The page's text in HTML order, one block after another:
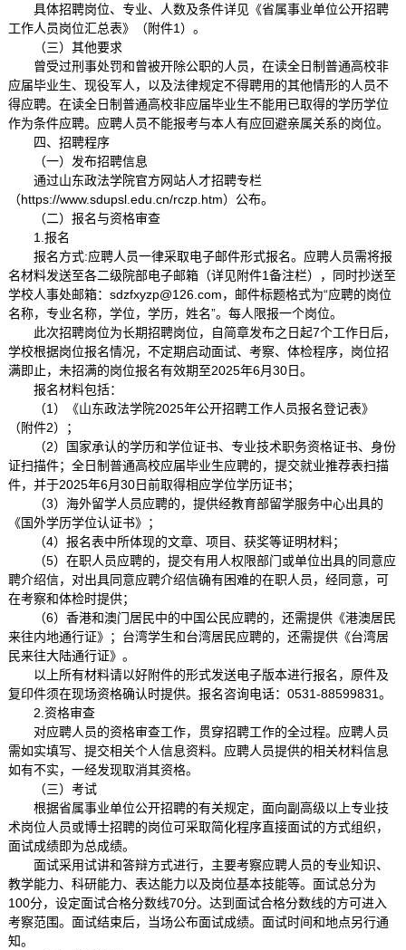
具体招聘岗位、专业、人数及条件详见《省属事业单位公开招聘
工作人员岗位汇总表》（附件1）。
（三）其他要求
曾受过刑事处罚和曾被开除公职的人员，在读全日制普通高校非
应届毕业生、现役军人，以及法律规定不得聘用的其他情形的人员不
得应聘。在读全日制普通高校非应届毕业生不能用已取得的学历学位
作为条件应聘。应聘人员不能报考与本人有应回避亲属关系的岗位。
四、招聘程序
（一）发布招聘信息
通过山东政法学院官方网站人才招聘专栏
（https://www.sdupsl.edu.cn/rczp.htm）公布。
（二）报名与资格审查
1.报名
报名方式:应聘人员一律采取电子邮件形式报名。应聘人员需将报
名材料发送至各二级院部电子邮箱（详见附件1备注栏），同时抄送至
学校人事处邮箱：sdzfxyzp@126.com，邮件标题格式为“应聘的岗位
名称，专业名称，学位，学历，姓名”。每人限报一个岗位。
此次招聘岗位为长期招聘岗位，自简章发布之日起7个工作日后，
学校根据岗位报名情况，不定期启动面试、考察、体检程序，岗位招
满即止，未招满的岗位报名有效期至2025年6月30日。
报名材料包括：
（1）《山东政法学院2025年公开招聘工作人员报名登记表》
（附件2）；
（2）国家承认的学历和学位证书、专业技术职务资格证书、身份
证扫描件；全日制普通高校应届毕业生应聘的，提交就业推荐表扫描
件，并于2025年6月30日前取得相应学位学历证书；
（3）海外留学人员应聘的，提供经教育部留学服务中心出具的
《国外学历学位认证书》；
（4）报名表中所体现的文章、项目、获奖等证明材料；
（5）在职人员应聘的，提交有用人权限部门或单位出具的同意应
聘介绍信，对出具同意应聘介绍信确有困难的在职人员，经同意，可
在考察和体检时提供；
（6）香港和澳门居民中的中国公民应聘的，还需提供《港澳居民
来往内地通行证》；台湾学生和台湾居民应聘的，还需提供《台湾居
民来往大陆通行证》。
以上所有材料请以好附件的形式发送电子版本进行报名，原件及
复印件须在现场资格确认时提供。报名咨询电话：0531-88599831。
2.资格审查
对应聘人员的资格审查工作，贯穿招聘工作的全过程。应聘人员
需如实填写、提交相关个人信息资料。应聘人员提供的相关材料信息
如有不实，一经发现取消其资格。
（三）考试
根据省属事业单位公开招聘的有关规定，面向副高级以上专业技
术岗位人员或博士招聘的岗位可采取简化程序直接面试的方式组织，
面试成绩即为总成绩。
面试采用试讲和答辩方式进行，主要考察应聘人员的专业知识、
教学能力、科研能力、表达能力以及岗位基本技能等。面试总分为
100分，设定面试合格分数线70分。达到面试合格分数线的方可进入
考察范围。面试结束后，当场公布面试成绩。面试时间和地点另行通
知。